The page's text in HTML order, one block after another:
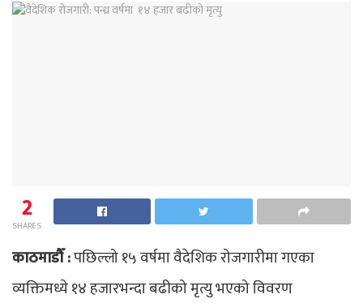
2
SHARES
काठमाडौँ :पछिल्लो १५ वर्षमा वैदेशिक रोजगारीमा गएका
व्यक्तिमध्ये १४ हजारभन्दा बढीको मृत्यु भएको विवरण